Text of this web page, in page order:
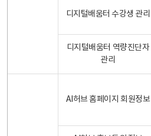
디지털배움터 수강생 관리
디지털배움터 역량진단자
관리
AI허브 홈페이지 회원정보